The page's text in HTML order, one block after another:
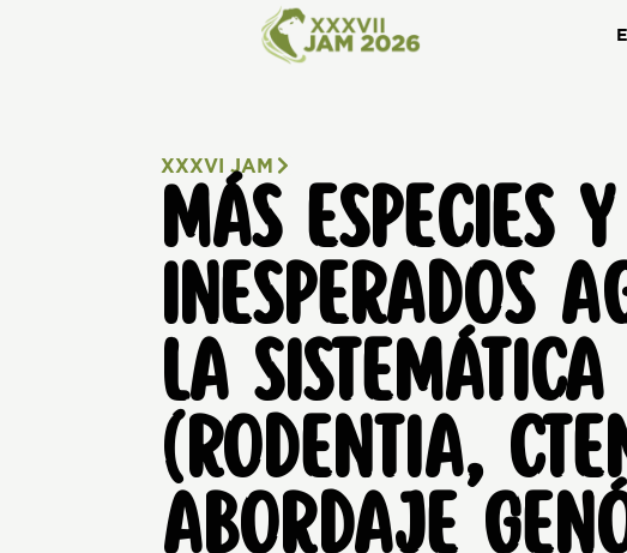
XXXVI JAM
MÁS ESPECIES
INESPERADOS
LA
(RODENTIA,
ABORDAJE